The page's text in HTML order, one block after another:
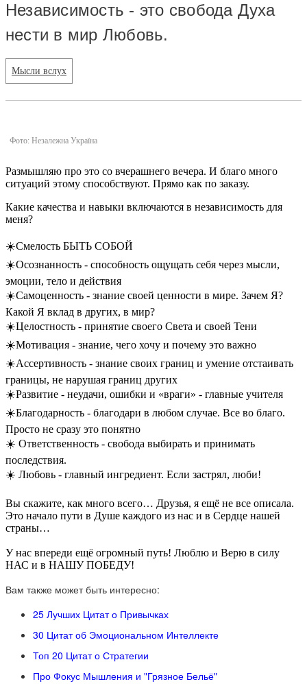
Независимость - это свобода Духа
нести в мир Любовь.
Мысли вслух
Фото: Незалежна Україна
Размышляю про это со вчерашнего вечера. И благо много
ситуаций этому способствуют. Прямо как по заказу.
Какие качества и навыки включаются в независимость для
меня?
☀️Смелость БЫТЬ СОБОЙ
☀️Осознанность - способность ощущать себя через мысли,
эмоции, тело и действия
☀️Самоценность - знание своей ценности в мире. Зачем Я?
Какой Я вклад в других, в мир?
☀️Целостность - принятие своего Света и своей Тени
☀️Мотивация - знание, чего хочу и почему это важно
☀️Ассертивность - знание своих границ и умение отстаивать
границы, не нарушая границ других
☀️Развитие - неудачи, ошибки и «враги» - главные учителя
☀️Благодарность - благодари в любом случае. Все во благо.
Просто не сразу это понятно
☀️ Ответственность - свобода выбирать и принимать
последствия.
☀️ Любовь - главный ингредиент. Если застрял, люби!
Вы скажите, как много всего… Друзья, я ещё не все описала.
Это начало пути в Душе каждого из нас и в Сердце нашей
страны…
У нас впереди ещё огромный путь! Люблю и Верю в силу
НАС и в НАШУ ПОБЕДУ!
Вам также может быть интересно:
25 Лучших Цитат о Привычках
30 Цитат об Эмоциональном Интеллекте
Топ 20 Цитат о Стратегии
Про Фокус Мышления и "Грязное Бельё"